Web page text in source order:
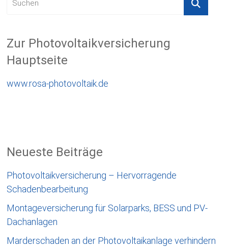
Zur Photovoltaikversicherung
Hauptseite
www.rosa-photovoltaik.de
Neueste Beiträge
Photovoltaikversicherung – Hervorragende
Schadenbearbeitung
Montageversicherung für Solarparks, BESS und PV-
Dachanlagen
Marderschaden an der Photovoltaikanlage verhindern